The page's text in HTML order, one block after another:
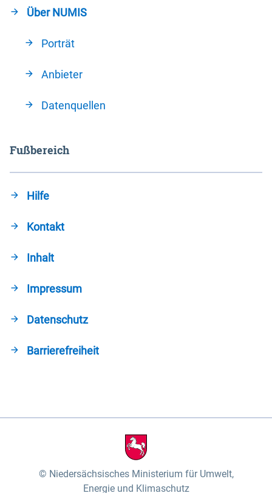
Über NUMIS
Porträt
Anbieter
Datenquellen
Fußbereich
Hilfe
Kontakt
Inhalt
Impressum
Datenschutz
Barrierefreiheit
Niedersächsisches Ministerium für Umwelt,
Energie und Klimaschutz